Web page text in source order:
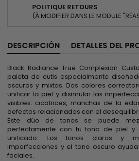
POLITIQUE RETOURS
(À MODIFIER DANS LE MODULE
DESCRIPCIÓN DETALLES DEL
Black Radiance True Complexion
paleta de cutis especialmente
oscuras y mixtas. Dos colores
unificar la piel y disimular las
visibles: cicatrices, manchas de la
defectos relacionados con el
Este dúo de tonos se puede
perfectamente con tu tono de piel y
unificado. Los tonos claros y
imperfecciones y el tono oscuro
faciales.